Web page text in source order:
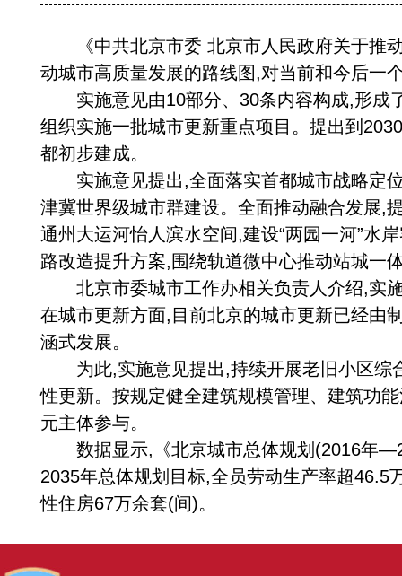
《中共北京市委 北京市人民政府关于推动
动城市高质量发展的路线图,对当前和今后一
实施意见由10部分、30条内容构成,形成
组织实施一批城市更新重点项目。提出到
都初步建成。
实施意见提出,全面落实首都城市战略定位,
津冀世界级城市群建设。全面推动融合发展,
通州大运河怡人滨水空间,建设“两园一河”水
路改造提升方案,围绕轨道微中心推动站城一
北京市委城市工作办相关负责人介绍,实施
在城市更新方面,目前北京的城市更新已经由
涵式发展。
为此,实施意见提出,持续开展老旧小区综
性更新。按规定健全建筑规模管理、建筑功
元主体参与。
数据显示,《北京城市总体规划(2016年
2035年总体规划目标,全员劳动生产率超46.5
性住房67万余套(间)。